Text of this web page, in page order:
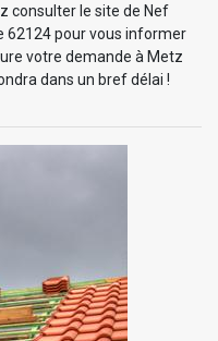
consulter le site de Nef
62124 pour vous informer
votre demande à Metz
dans un bref délai !